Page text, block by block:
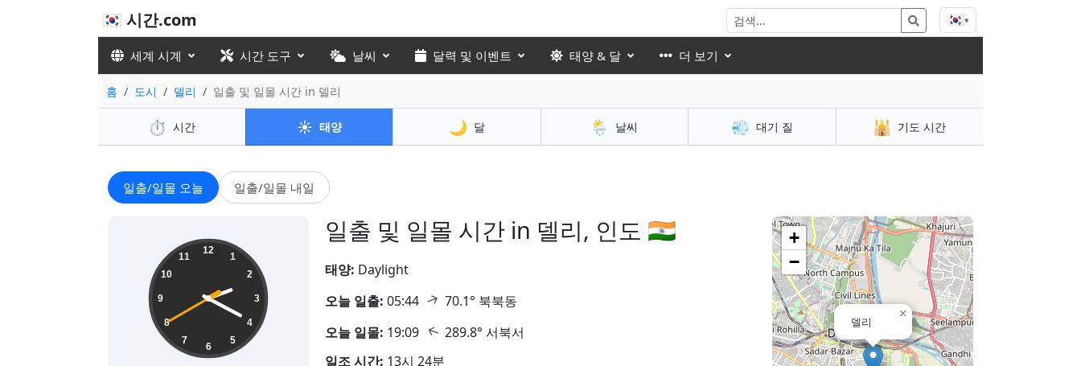
🇰🇷 시간.com 🇰🇷▾
세계 시계 시간 도구 날씨 달력 및 이벤트 태양 & 달 더 보기
홈 도시 델리 일출 및 일몰 시간 in 델리
⏱️ 시간 ☀️ 태양 🌙 달 🌦️ 날씨 💨 대기 질 🕌 기도 시간
일출/일몰 오늘 일출/일몰 내일
일출 및 일몰 시간 in 델리, 인도 🇮🇳
14:19:41 12
1
2
3
4
5
6
7
8
9
10
11
태양: Daylight
오늘 일출: 05:44 ↑ 70.1° 북북동
오늘 일몰: 19:09 ↑ 289.8° 서북서
일조 시간: 13시 24분
델리
×
+
−